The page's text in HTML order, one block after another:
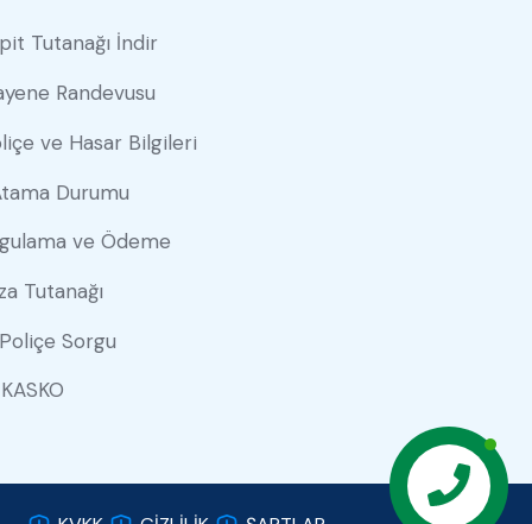
Tutanağı İndir
Randevusu
ve Hasar Bilgileri
Durumu
ve Ödeme
Tutanağı
Sorgu